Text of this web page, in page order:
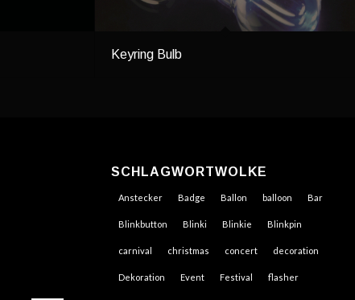
Keyring Bulb
SCHLAGWORTWOLKE
Anstecker Badge Ballon balloon Bar
Blinkbutton Blinki Blinkie Blinkpin
carnival christmas concert decoration
Dekoration Event Festival flasher